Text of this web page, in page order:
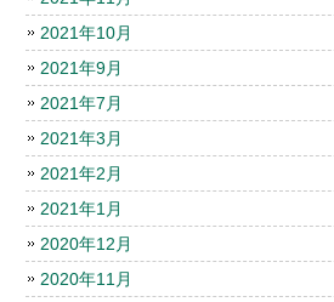
2021年10月
2021年9月
2021年7月
2021年3月
2021年2月
2021年1月
2020年12月
2020年11月